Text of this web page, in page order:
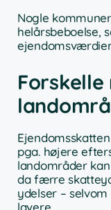
Nogle
helårsbeboelse,
pga. højere
landområder
da færre
ydelser –